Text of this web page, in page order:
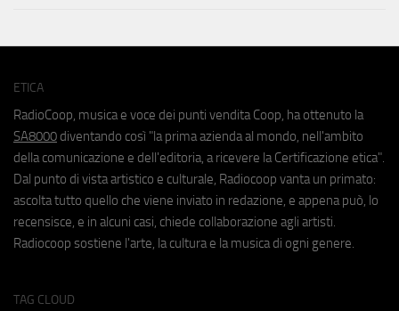
ETICA
RadioCoop, musica e voce dei punti vendita Coop, ha ottenuto la
SA8000 diventando così "la prima azienda al mondo, nell'ambito
della comunicazione e dell'editoria, a ricevere la Certificazione etica".
Dal punto di vista artistico e culturale, Radiocoop vanta un primato:
ascolta tutto quello che viene inviato in redazione, e appena può, lo
recensisce, e in alcuni casi, chiede collaborazione agli artisti.
Radiocoop sostiene l'arte, la cultura e la musica di ogni genere.
TAG CLOUD